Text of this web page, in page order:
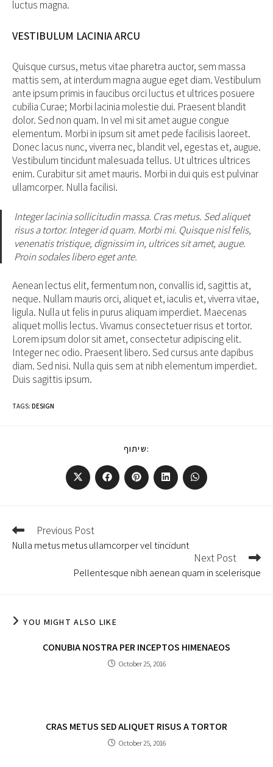
luctus magna.
VESTIBULUM LACINIA ARCU
Quisque cursus, metus vitae pharetra auctor, sem massa
mattis sem, at interdum magna augue eget diam. Vestibulum
ante ipsum primis in faucibus orci luctus et ultrices posuere
cubilia Curae; Morbi lacinia molestie dui. Praesent blandit
dolor. Sed non quam. In vel mi sit amet augue congue
elementum. Morbi in ipsum sit amet pede facilisis laoreet.
Donec lacus nunc, viverra nec, blandit vel, egestas et, augue.
Vestibulum tincidunt malesuada tellus. Ut ultrices ultrices
enim. Curabitur sit amet mauris. Morbi in dui quis est pulvinar
ullamcorper. Nulla facilisi.
Integer lacinia sollicitudin massa. Cras metus. Sed aliquet
risus a tortor. Integer id quam. Morbi mi. Quisque nisl felis,
venenatis tristique, dignissim in, ultrices sit amet, augue.
Proin sodales libero eget ante.
Aenean lectus elit, fermentum non, convallis id, sagittis at,
neque. Nullam mauris orci, aliquet et, iaculis et, viverra vitae,
ligula. Nulla ut felis in purus aliquam imperdiet. Maecenas
aliquet mollis lectus. Vivamus consectetuer risus et tortor.
Lorem ipsum dolor sit amet, consectetur adipiscing elit.
Integer nec odio. Praesent libero. Sed cursus ante dapibus
diam. Sed nisi. Nulla quis sem at nibh elementum imperdiet.
Duis sagittis ipsum.
TAGS: DESIGN
שיתוף:
CONTENT
Opens
in
Opens
in
Opens
in
Opens
in
Opens
in
READ
MORE
ARTICLES
Previous Post
Nulla metus metus ullamcorper vel tincidunt
Next Post
Pellentesque nibh aenean quam in scelerisque
YOU MIGHT ALSO LIKE
CONUBIA NOSTRA PER INCEPTOS HIMENAEOS
October 25, 2016
CRAS METUS SED ALIQUET RISUS A TORTOR
October 25, 2016